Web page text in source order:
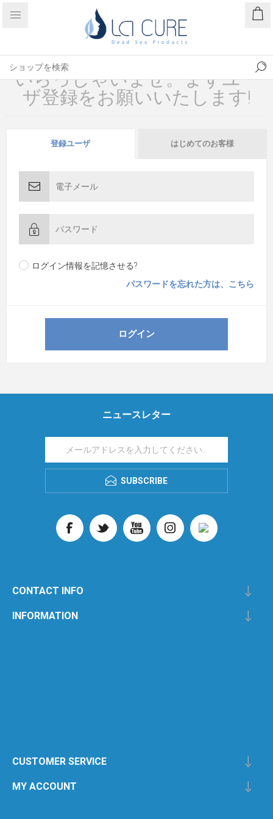
いらっしゃいませ。まずユー
ザ登録をお願いいたします!
登録ユーザ はじめてのお客様
ログイン情報を記憶させる?
パスワードを忘れた方は、こちら
ニュースレター
SUBSCRIBE
CONTACT INFO
INFORMATION
CUSTOMER SERVICE
MY ACCOUNT